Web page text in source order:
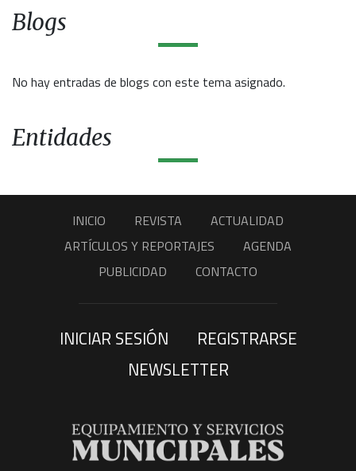
Blogs
No hay entradas de blogs con este tema asignado.
Entidades
INICIO REVISTA
ACTUALIDAD
ARTÍCULOS Y REPORTAJES
AGENDA
PUBLICIDAD
CONTACTO
INICIAR SESIÓN
REGISTRARSE
NEWSLETTER